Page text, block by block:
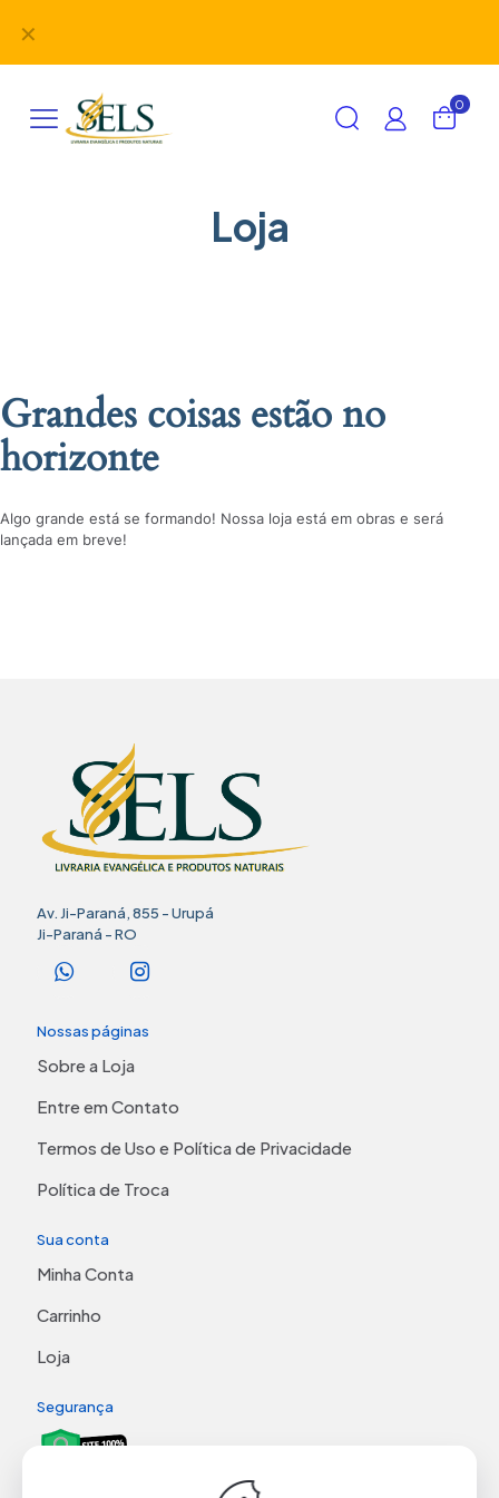
✕
0
Loja
Grandes coisas estão no
horizonte
Algo grande está se formando! Nossa loja está em obras e será
lançada em breve!
Av. Ji-Paraná, 855 - Urupá
Ji-Paraná - RO
Nossas páginas
Sobre a Loja
Entre em Contato
Termos de Uso e Política de Privacidade
Política de Troca
Sua conta
Minha Conta
Carrinho
Loja
Segurança